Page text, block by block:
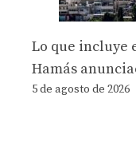
Lo que incluye
Hamás
5 de agosto de 2026